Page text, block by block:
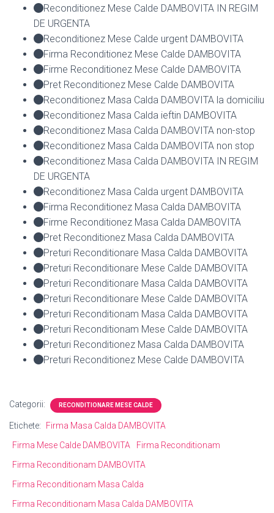
Reconditionez Mese Calde DAMBOVITA IN REGIM
DE URGENTA
Reconditionez Mese Calde urgent DAMBOVITA
Firma Reconditionez Mese Calde DAMBOVITA
Firme Reconditionez Mese Calde DAMBOVITA
Pret Reconditionez Mese Calde DAMBOVITA
Reconditionez Masa Calda DAMBOVITA la domiciliu
Reconditionez Masa Calda ieftin DAMBOVITA
Reconditionez Masa Calda DAMBOVITA non-stop
Reconditionez Masa Calda DAMBOVITA non stop
Reconditionez Masa Calda DAMBOVITA IN REGIM
DE URGENTA
Reconditionez Masa Calda urgent DAMBOVITA
Firma Reconditionez Masa Calda DAMBOVITA
Firme Reconditionez Masa Calda DAMBOVITA
Pret Reconditionez Masa Calda DAMBOVITA
Preturi Reconditionare Masa Calda DAMBOVITA
Preturi Reconditionare Mese Calde DAMBOVITA
Preturi Reconditionare Masa Calda DAMBOVITA
Preturi Reconditionare Mese Calde DAMBOVITA
Preturi Reconditionam Masa Calda DAMBOVITA
Preturi Reconditionam Mese Calde DAMBOVITA
Preturi Reconditionez Masa Calda DAMBOVITA
Preturi Reconditionez Mese Calde DAMBOVITA
Categorii: RECONDITIONARE MESE CALDE
Etichete:
Firma Masa Calda DAMBOVITA
Firma Mese Calde DAMBOVITA
Firma Reconditionam
Firma Reconditionam DAMBOVITA
Firma Reconditionam Masa Calda
Firma Reconditionam Masa Calda DAMBOVITA